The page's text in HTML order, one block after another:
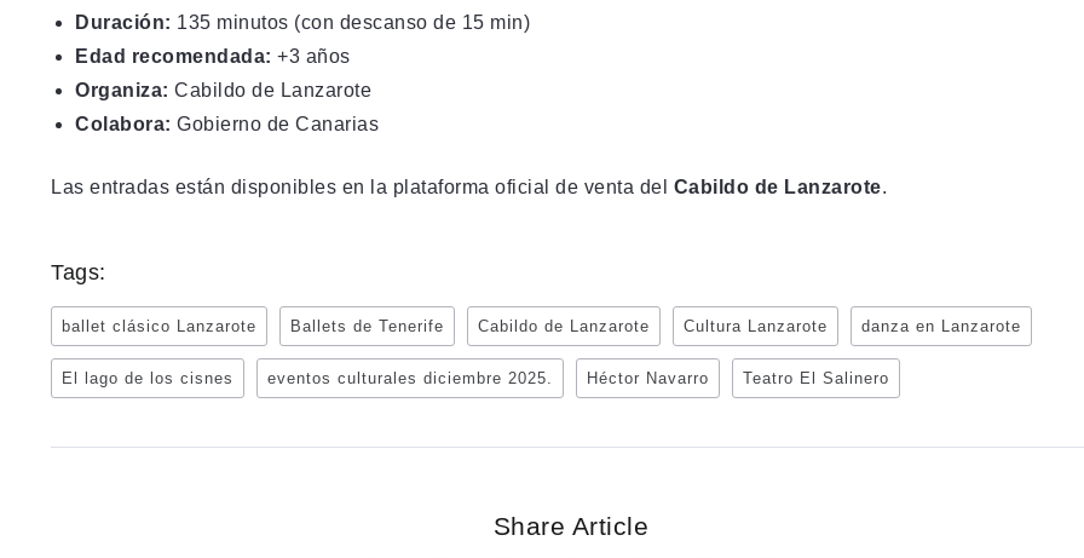
Duración: 135 minutos (con descanso de 15 min)
Edad recomendada: +3 años
Organiza: Cabildo de Lanzarote
Colabora: Gobierno de Canarias
Las entradas están disponibles en la plataforma oficial de venta del Cabildo de Lanzarote.
Tags:
ballet clásico Lanzarote Ballets de Tenerife Cabildo de Lanzarote Cultura Lanzarote danza en Lanzarote
El lago de los cisnes eventos culturales diciembre 2025. Héctor Navarro Teatro El Salinero
Share Article